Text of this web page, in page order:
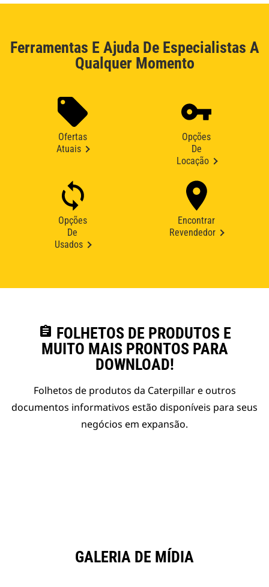
Ferramentas E Ajuda De Especialistas A
Qualquer Momento
Ofertas
Atuais
Opções
De
Locação
Opções
De
Usados
Encontrar
Revendedor
assignment FOLHETOS DE PRODUTOS E
MUITO MAIS PRONTOS PARA
DOWNLOAD!
Folhetos de produtos da Caterpillar e outros
documentos informativos estão disponíveis para seus
negócios em expansão.
GALERIA DE MÍDIA